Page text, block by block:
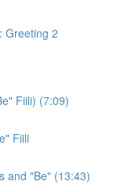
Greeting 2
Fiili) (7:09)
Fiili
and "Be" (13:43)